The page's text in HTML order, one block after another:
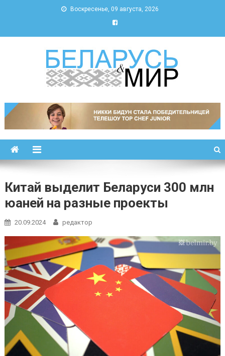
Воскресенье, 09 августа, 2026
Беларусь и мир
Китай выделит Беларуси 300 млн
юаней на разные проекты
20.09.2024 редактор